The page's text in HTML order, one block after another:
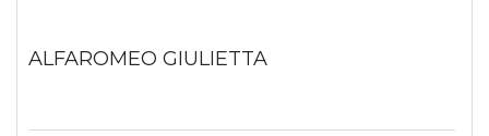
ALFAROMEO GIULIETTA